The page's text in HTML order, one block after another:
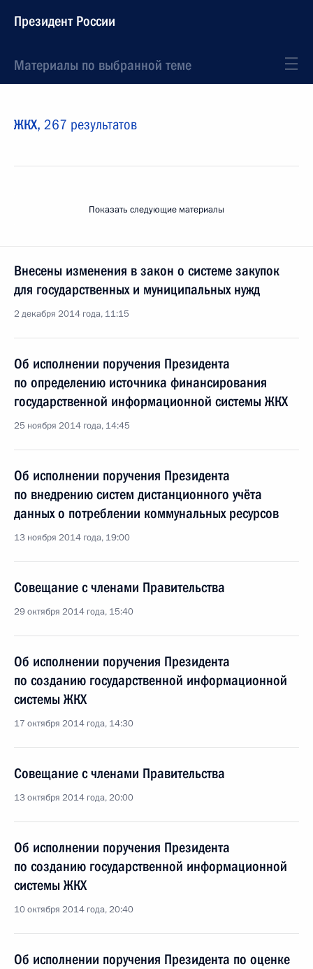
Президент России
Материалы по выбранной теме
ЖКХ, 267 результатов
Показать следующие материалы
Внесены изменения в закон о системе закупок
для государственных и муниципальных нужд
2 декабря 2014 года, 11:15
Об исполнении поручения Президента
по определению источника финансирования
государственной информационной системы ЖКХ
25 ноября 2014 года, 14:45
Об исполнении поручения Президента
по внедрению систем дистанционного учёта
данных о потреблении коммунальных ресурсов
13 ноября 2014 года, 19:00
Совещание с членами Правительства
29 октября 2014 года, 15:40
Об исполнении поручения Президента
по созданию государственной информационной
системы ЖКХ
17 октября 2014 года, 14:30
Совещание с членами Правительства
13 октября 2014 года, 20:00
Об исполнении поручения Президента
по созданию государственной информационной
системы ЖКХ
10 октября 2014 года, 20:40
Об исполнении поручения Президента по оценке